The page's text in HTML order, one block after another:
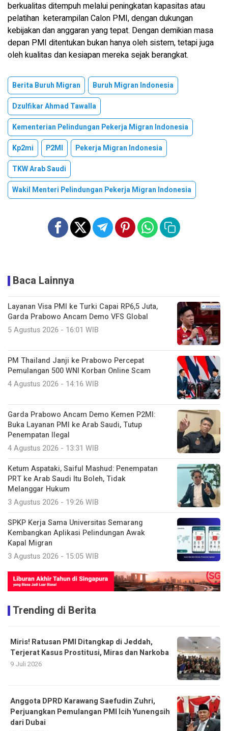
berkualitas ditempuh melalui peningkatan kapasitas atau
pelatihan keterampilan Calon PMI, dengan dukungan
kebijakan dan anggaran yang tepat. Dengan demikian masa
depan PMI ditentukan bukan hanya oleh sistem, tetapi juga
oleh kualitas dan kesiapan mereka sejak berangkat.
Berita Buruh Migran
Buruh Migran Indonesia
Dzulfikar Ahmad Tawalla
Kementerian Pelindungan Pekerja Migran Indonesia
Kp2mi
P2MI
Pekerja Migran Indonesia
TKW Arab Saudi
Wakil Menteri Pelindungan Pekerja Migran Indonesia
Baca Lainnya
Layanan Visa PMI ke Turki Capai RP6,5 Juta,
Garda Prabowo Ancam Demo VFS Global
5 Agustus 2026 - 16:01 WIB
PM Thailand Janji ke Prabowo Percepat
Pemulangan 500 WNI Korban Online Scam
4 Agustus 2026 - 14:16 WIB
Garda Prabowo Ancam Demo Kemen P2MI:
Buka Layanan PMI ke Arab Saudi, Tutup
Penempatan Ilegal
4 Agustus 2026 - 13:31 WIB
Ketum Aspataki, Saiful Mashud: Penempatan
PRT ke Arab Saudi Itu Boleh, Tidak
Melanggar Hukum
3 Agustus 2026 - 19:26 WIB
SPKP Kerja Sama Universitas Semarang
Kembangkan Aplikasi Pelindungan Awak
Kapal Migran
3 Agustus 2026 - 15:05 WIB
Trending di Berita
Miris! Ratusan PMI Ditangkap di Jeddah,
Terjerat Kasus Prostitusi, Miras dan Narkoba
9 Juli 2026
Anggota DPRD Karawang Saefudin Zuhri,
Perjuangkan Pemulangan PMI Icih Yunengsih
dari Dubai